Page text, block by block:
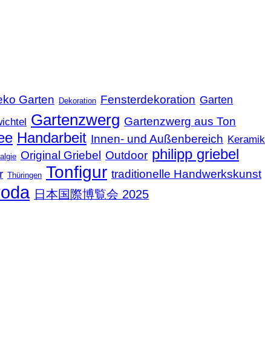
Garten Dekoration Fensterdekoration Garten
Gartenzwerg Gartenzwerg aus Ton
Handarbeit Innen- und Außenbereich Keramik
Original Griebel Outdoor philipp griebel
Thüringen Tonfigur traditionelle Handwerkskunst
日本国際博覧会 2025